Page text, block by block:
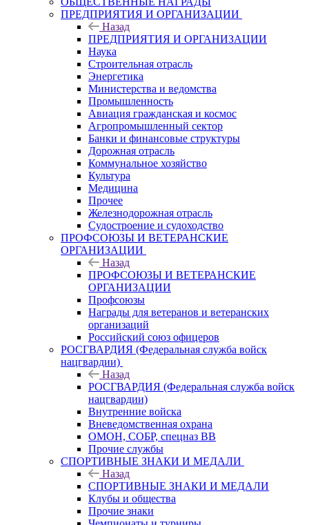
ПРЕДПРИЯТИЯ И ОРГАНИЗАЦИИ
Назад
ПРЕДПРИЯТИЯ И ОРГАНИЗАЦИИ
Наука
Строительная отрасль
Энергетика
Министерства и ведомства
Промышленность
Авиация гражданская и космос
Агропромышленный сектор
Банки и финансовые структуры
Дорожная отрасль
Коммунальное хозяйство
Культура
Медицина
Прочее
Железнодорожная отрасль
Судостроение и судоходство
ПРОФСОЮЗЫ И ВЕТЕРАНСКИЕ
ОРГАНИЗАЦИИ
Назад
ПРОФСОЮЗЫ И ВЕТЕРАНСКИЕ
ОРГАНИЗАЦИИ
Профсоюзы
Награды для ветеранов и ветеранских
организаций
Российский союз офицеров
РОСГВАРДИЯ (Федеральная служба войск
нацгвардии)
Назад
РОСГВАРДИЯ (Федеральная служба войск
нацгвардии)
Внутренние войска
Вневедомственная охрана
ОМОН, СОБР, спецназ ВВ
Прочие службы
СПОРТИВНЫЕ ЗНАКИ И МЕДАЛИ
Назад
СПОРТИВНЫЕ ЗНАКИ И МЕДАЛИ
Клубы и общества
Прочие знаки